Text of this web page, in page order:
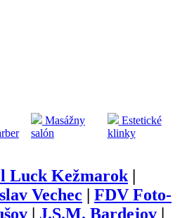
Masážny
salón
Estetické
klinky
Luck Kežmarok
Vechec
FDV Foto-
J.S.M. Bardejov